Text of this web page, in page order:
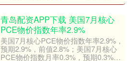
青岛配资APP下载 美国7月核心
PCE物价指数年率2.9%
美国7月核心PCE物价指数年率2.9%，
预期2.9%，前值2.8%；美国7月核心
PCE物价指数月率0.3%，预期0.3%，